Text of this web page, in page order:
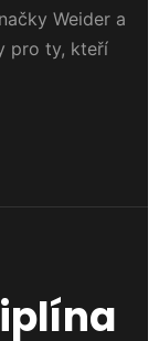
Weider a
pro ty, kteří